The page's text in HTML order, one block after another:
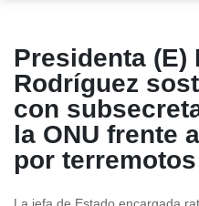
Presidenta (E)
Rodríguez
con
la ONU frente
por terremotos